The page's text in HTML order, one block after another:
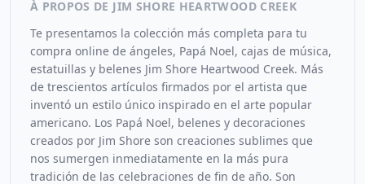
À PROPOS DE JIM SHORE HEARTWOOD CREEK
Te presentamos la colección más completa para tu
compra online de ángeles, Papá Noel, cajas de música,
estatuillas y belenes Jim Shore Heartwood Creek. Más
de trescientos artículos firmados por el artista que
inventó un estilo único inspirado en el arte popular
americano. Los Papá Noel, belenes y decoraciones
creados por Jim Shore son creaciones sublimes que
nos sumergen inmediatamente en la más pura
tradición de las celebraciones de fin de año. Son